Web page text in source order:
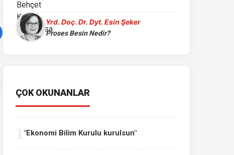
Yrd. Doç. Dr. Dyt. Esin Şeker
Proses Besin Nedir?
ÇOK OKUNANLAR
"Ekonomi Bilim Kurulu kurulsun"